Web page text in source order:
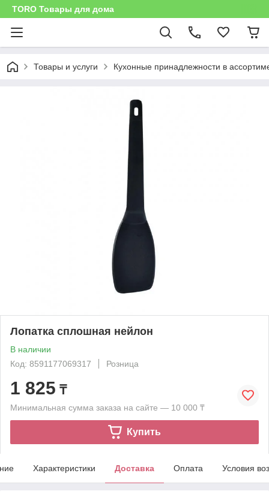
TORO Товары для дома
Товары и услуги Кухонные принадлежности в
Лопатка сплошная нейлон
В наличии
Код: 8591177069317
Розница
1 825 ₸
Минимальная сумма заказа на сайте — 10 000 ₸
Купить
Характеристики Доставка Оплата Условия